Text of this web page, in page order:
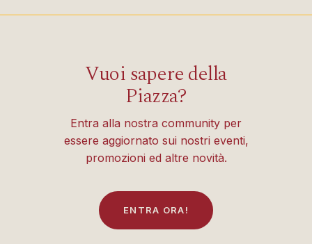
Vuoi sapere della
Piazza?
Entra alla nostra community per
essere aggiornato sui nostri eventi,
promozioni ed altre novità.
EN TRA ORA!